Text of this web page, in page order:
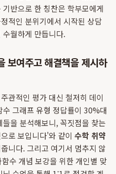
반으로 한 칭찬은 학부모에게
적인 분위기에서 시작된 상담
월하게 만듭니다.
보여주고 해결책을 제시하
관적인 평가 대신 철저히 데이
그래프 유형 정답률이 30%대
을 분석해보니, 꼭짓점을 찾는
로 보입니다'와 같이 수학 취약
니다. 그리고 여기서 멈추지 않
수 개념 보강을 위한 개인별 맞